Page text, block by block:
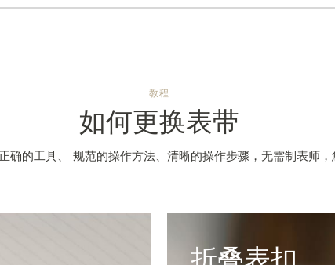
教程
如何更换表带
确的工具、 规范的操作方法、清晰的操作步骤，无需制表师
折叠表扣